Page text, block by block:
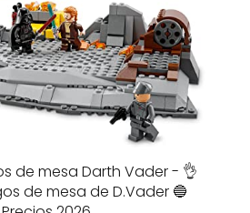
de mesa Darth Vader - 👌
de mesa de D.Vader 🔵